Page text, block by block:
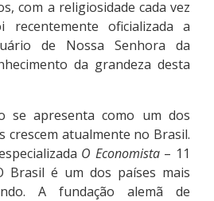
com a religiosidade cada vez
recentemente oficializada a
de Nossa Senhora da
da grandeza desta
se apresenta como um dos
crescem atualmente no Brasil.
O Economista– 11
Brasil é um dos países mais
A fundação alemã de